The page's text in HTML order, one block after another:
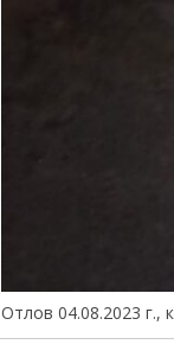
Отлов 04.08.2023 г.,